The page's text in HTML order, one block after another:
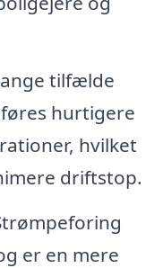
tilfælde
hurtigere
hvilket
driftstop.
er en mere